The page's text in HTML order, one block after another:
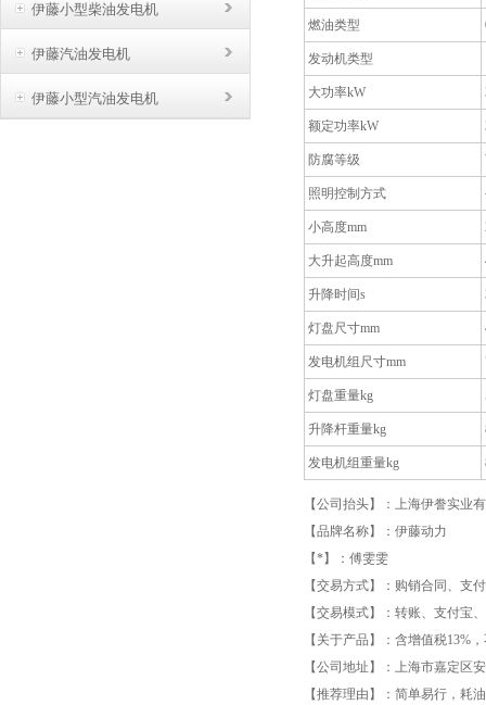
伊藤小型柴油发电机
伊藤汽油发电机
伊藤小型汽油发电机
燃油类型
发动机类型
大功率kW
额定功率kW
防腐等级
照明控制方式
小高度mm
大升起高度mm
升降时间s
灯盘尺寸mm
发电机组尺寸mm
灯盘重量kg
升降杆重量kg
发电机组重量kg
【公司抬头】：上海伊誊实业
【品牌名称】：伊藤动力
【*】：傅雯雯
【交易方式】：购销合同、支
【交易模式】：转账、支付宝
【关于产品】：含增值税13%
【公司地址】：上海市嘉定区
【推荐理由】：简单易行，耗